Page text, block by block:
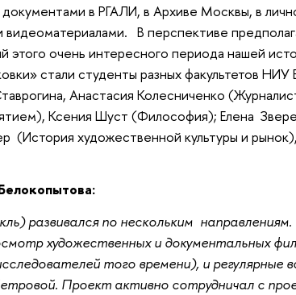
в РГАЛИ, в Архиве Москвы, в
В перспективе
этого очень интересного периода нашей
стали студенты разных факультетов
Анастасия Колесниченко
Ксения Шуст (Философия); Елена
художественной культуры и
развивался по нескольким
художественных и документальных
того времени), и регулярные
Проект активно сотрудничал с